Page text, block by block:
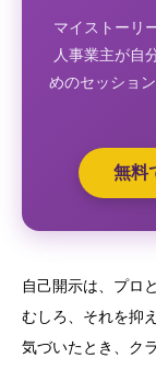
マイストーリ
人事業主が自
めのセッショ
無料
自己開示は、プロ
むしろ、それを抑
気づいたとき、ク